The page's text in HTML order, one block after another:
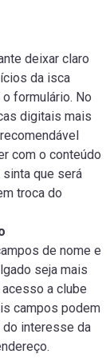
deixar claro
da isca
formulário. No
digitais mais
com o conteúdo
que será
troca do
de nome e
seja mais
a clube
campos podem
do interesse da